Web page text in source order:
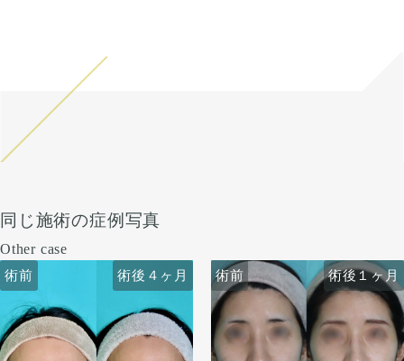
同じ施術の症例写真
Other case
術前 術後４ヶ月 術前 術後４ヶ月
術前 術後１ヶ月 術前 術後１ヶ月